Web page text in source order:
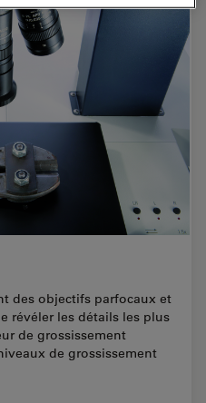
des objectifs parfocaux et
révéler les détails les plus
de grossissement
de grossissement